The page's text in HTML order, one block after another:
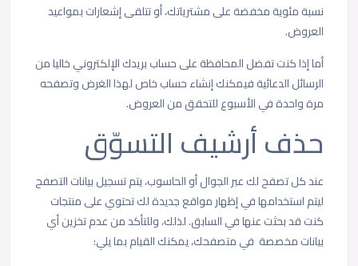
نسبة مئوية مخفضة على مشترياتك، أو تتلقى إشعارات بمواعيد
العروض.
أما إذا كنت تفضل المحافظة على حساب بريدك الإلكتروني خاليا من
الرسائل الدعائية فيمكنك إنشاء حساب خاص لهذا الغرض وتصفحه
مرة واحدة في الأسبوع للتحقق من العروض.
حذف أرشيف التسوّق
عند كل تصفح لك عبر الجوال أو الحاسوب، يتم تسجيل بيانات التصفح
ليتم استخدامها في إظهار مواقع جديدة لك تحتوي على منتجات
كنت قد بحثت عنها في السابق. لذلك، وللتأكد من عدم تخزين أي
بيانات مخصصة في متصفحك، يمكنك القيام بما يلي: